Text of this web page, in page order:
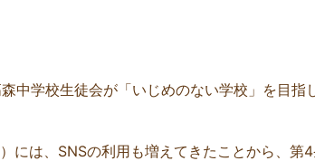
中学校生徒会が「いじめのない学校」を目指
には、SNSの利用も増えてきたことから、第